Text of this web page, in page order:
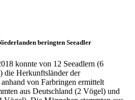
beringten Seeadler
konnte von 12 Seeadlern (6
die Herkunftsländer der
von Farbringen ermittelt
aus Deutschland (2 Vögel) und